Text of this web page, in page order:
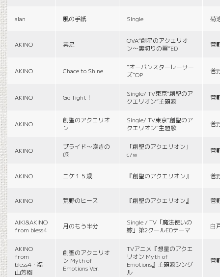
alan 風の手紙 Single 菊
AKINO 素足
OVA“創星のアクエリオ
ン〜裏切りの翼”ED
菅
AKINO Chace to Shine
“オーバンスターレーサー
ズ”OP
菅
AKINO Go Tight！
Single/ TV東京“創聖のア
クエリオン”主題歌
菅
AKINO
創聖のアクエリオ
ン
Single/ TV東京“創聖のア
クエリオン”主題歌
菅
AKINO
プライド〜嘆きの
旅
「創聖のアクエリオン」
c/w
菅
AKINO ニケ１５歳 『創聖のアクエリオン』 菅
AKINO 荒野のヒース 『創聖のアクエリオン』 菅
AIKI&AKINO
from bless4
月のもう半分
Single / TV「魔法使いの
嫁」第2クールEDテーマ
白
AKINO
from
bless4・福
山芳樹
創聖のアクエリオ
ン Myth of
Emotions Ver.
TVアニメ『想星のアクエ
リオン Myth of
Emotions』主題歌シング
ル
菅